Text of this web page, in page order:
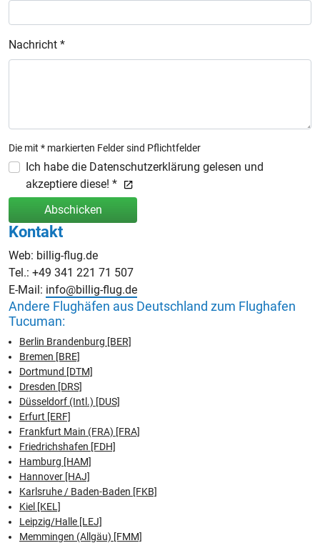
Nachricht *
Die mit * markierten Felder sind Pflichtfelder
Ich habe die Datenschutzerklärung gelesen und
akzeptiere diese! *
Abschicken
Kontakt
Web: billig-flug.de
Tel.: +49 341 221 71 507
E-Mail: info@billig-flug.de
Andere Flughäfen aus Deutschland zum Flughafen
Tucuman:
Berlin Brandenburg [BER]
Bremen [BRE]
Dortmund [DTM]
Dresden [DRS]
Düsseldorf (Intl.) [DUS]
Erfurt [ERF]
Frankfurt Main (FRA) [FRA]
Friedrichshafen [FDH]
Hamburg [HAM]
Hannover [HAJ]
Karlsruhe / Baden-Baden [FKB]
Kiel [KEL]
Leipzig/Halle [LEJ]
Memmingen (Allgäu) [FMM]